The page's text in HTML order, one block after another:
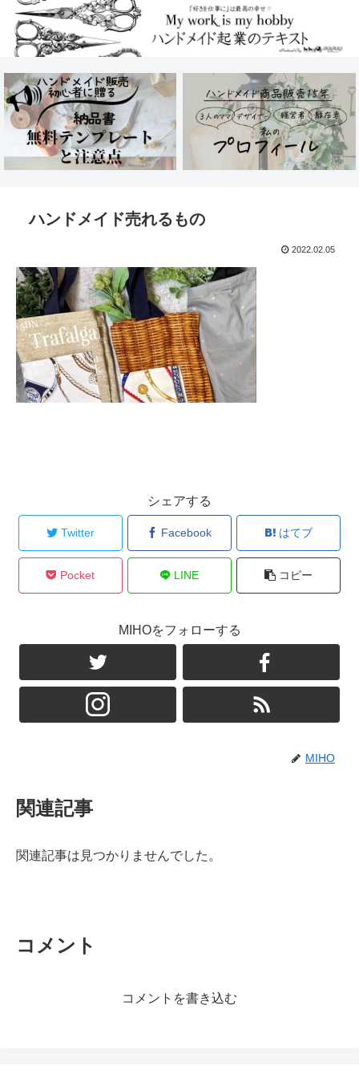
ハンドメイド売れるもの
2022.02.05
シェアする
Twitter Facebook はてブ
Pocket LINE コピー
MIHOをフォローする
MIHO
関連記事
関連記事は見つかりませんでした。
コメント
コメントを書き込む